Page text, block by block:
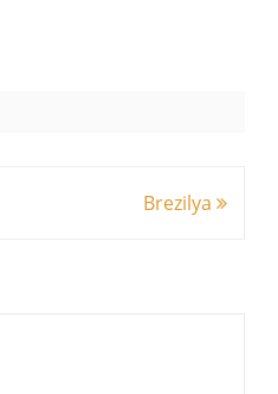
Brezilya